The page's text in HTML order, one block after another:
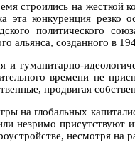
строились на жесткой
конкуренция резко
политического
альянса, созданного в
и гуманитарно-
времени не
продвигая
на глобальных
незримо присутствуют
несмотря на